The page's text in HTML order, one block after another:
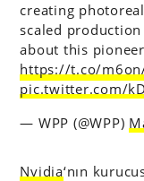
creating
scaled
about this
https://t.co/
pic.twitter.com/
— WPP (@WPP)
Nvidia‘nın